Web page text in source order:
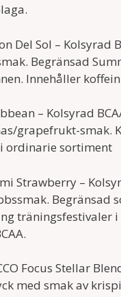
Del Sol – Kolsyrad
Begränsad
Innehåller koffein
– Kolsyrad
grapefrukt-smak.
ordinarie sortiment
Strawberry –
Begränsad
träningsfestivaler
Focus Stellar
med smak av